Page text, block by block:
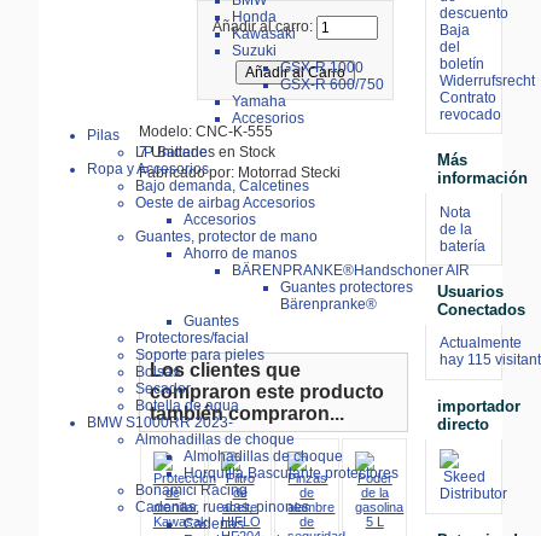
Honda
Kawasaki
Suzuki
GSX-R 1000
GSX-R 600/750
Yamaha
Accesorios
Pilas
LP Batterie
Ropa y Accesorios
Bajo demanda, Calcetines
Oeste de airbag Accesorios
Accesorios
Guantes, protector de mano
Ahorro de manos
BÄRENPRANKE®Handschoner AIR
Guantes protectores
Bärenpranke®
Guantes
Protectores/facial
Soporte para pieles
Bolsas
Secador
Botella de agua
BMW S1000RR 2023-
Almohadillas de choque
Almohadillas de choque
Horquilla,Basculante protectores
Bonamici Racing
Cadenas, ruedas, pinones
Cadenas
Añadir al carro:
Modelo: CNC-K-555
7 Unidades en Stock
Fabricado por: Motorrad Stecki
Los clientes que
compraron este producto
también compraron...
descuento
Baja
del
boletín
Widerrufsrecht
Contrato
revocado
Más
información
Nota
de la
batería
Usuarios
Conectados
Actualmente
hay 115
importador
directo